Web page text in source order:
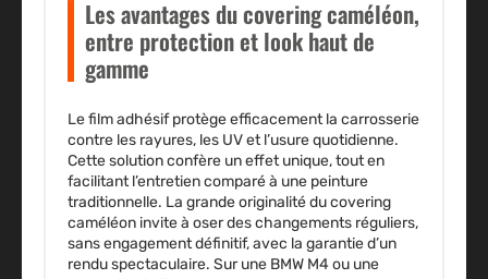
Les avantages du covering caméléon,
entre protection et look haut de
gamme
Le film adhésif protège efficacement la carrosserie
contre les rayures, les UV et l’usure quotidienne.
Cette solution confère un effet unique, tout en
facilitant l’entretien comparé à une peinture
traditionnelle. La grande originalité du covering
caméléon invite à oser des changements réguliers,
sans engagement définitif, avec la garantie d’un
rendu spectaculaire. Sur une BMW M4 ou une